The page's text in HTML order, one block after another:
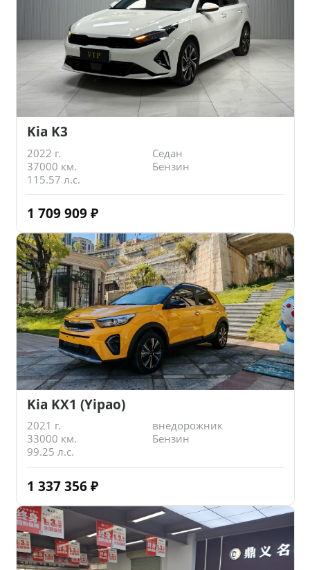
Kia K3
2022 г.
Седан
37000 км.
Бензин
115.57 л.с.
1 709 909 ₽
Kia KX1 (Yipao)
2021 г.
внедорожник
33000 км.
Бензин
99.25 л.с.
1 337 356 ₽